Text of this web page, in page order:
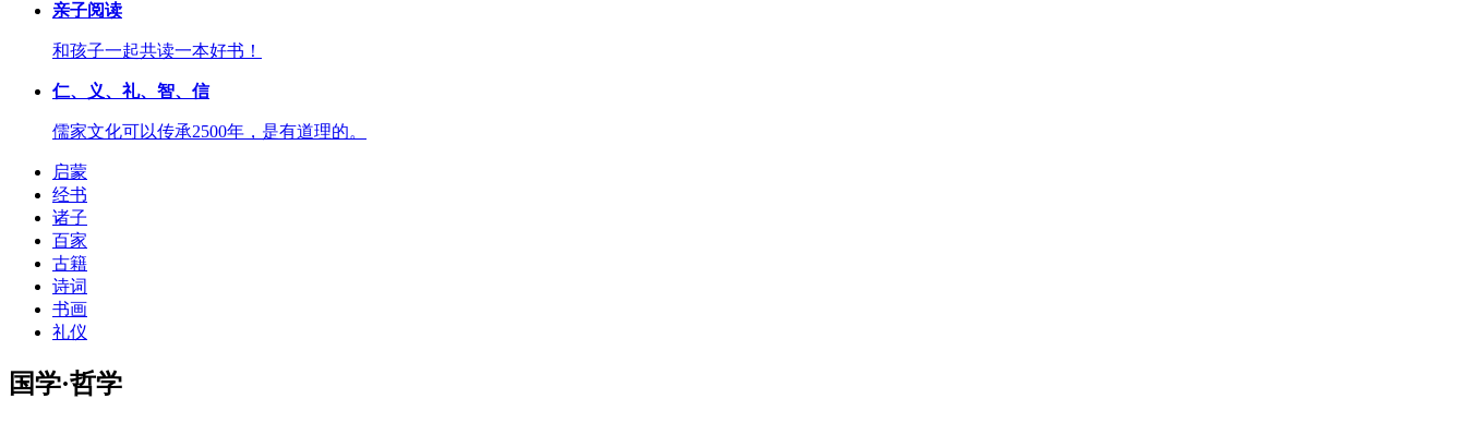
亲子阅读
和孩子一起共读一本好书！
仁、义、礼、智、信
儒家文化可以传承2500年，是有道理的。
启蒙
经书
诸子
百家
古籍
诗词
书画
礼仪
国学·哲学